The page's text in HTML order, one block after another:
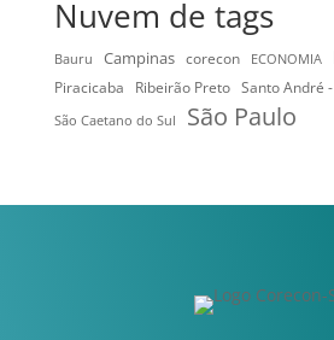
Nuvem de tags
Bauru Campinas corecon ECONOMIA
Piracicaba Ribeirão Preto Santo André -
São Caetano do Sul
São Paulo